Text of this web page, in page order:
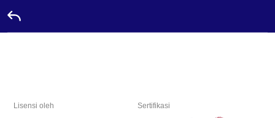
Lisensi oleh Sertifikasi